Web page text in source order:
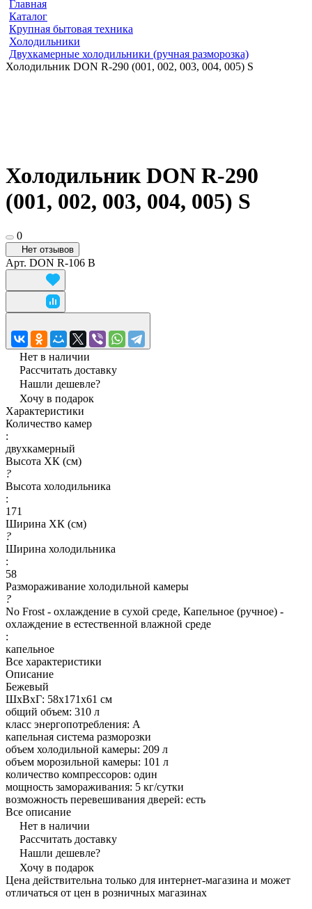
Главная
Каталог
Крупная бытовая техника
Холодильники
Двухкамерные холодильники (ручная разморозка)
Холодильник DON R-290 (001, 002, 003, 004, 005) S
Холодильник DON R-290
(001, 002, 003, 004, 005) S
0
Нет отзывов
Арт. DON R-106 B
Нет в наличии
Рассчитать доставку
Нашли дешевле?
Хочу в подарок
Характеристики
Количество камер
:
двухкамерный
Высота ХК (см)
?
Высота холодильника
:
171
Ширина ХК (см)
?
Ширина холодильника
:
58
Размораживание холодильной камеры
?
No Frost - охлаждение в сухой среде, Капельное (ручное) -
охлаждение в естественной влажной среде
:
капельное
Все характеристики
Описание
Бежевый
ШхВхГ: 58х171х61 см
общий объем: 310 л
класс энергопотребления: A
капельная система разморозки
объем холодильной камеры: 209 л
объем морозильной камеры: 101 л
количество компрессоров: один
мощность замораживания: 5 кг/сутки
возможность перевешивания дверей: есть
Все описание
Нет в наличии
Рассчитать доставку
Нашли дешевле?
Хочу в подарок
Цена действительна только для интернет-магазина и может
отличаться от цен в розничных магазинах